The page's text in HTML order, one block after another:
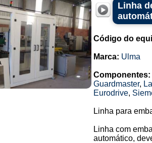
Linha
Código do
Marca: Ulma
Componentes:
Guardmaster,
Eurodrive,
Linha para
Linha com
automático,